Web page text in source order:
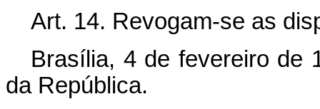
Art. 14. Revogam-se as
Brasília, 4 de fevereiro de
da República.